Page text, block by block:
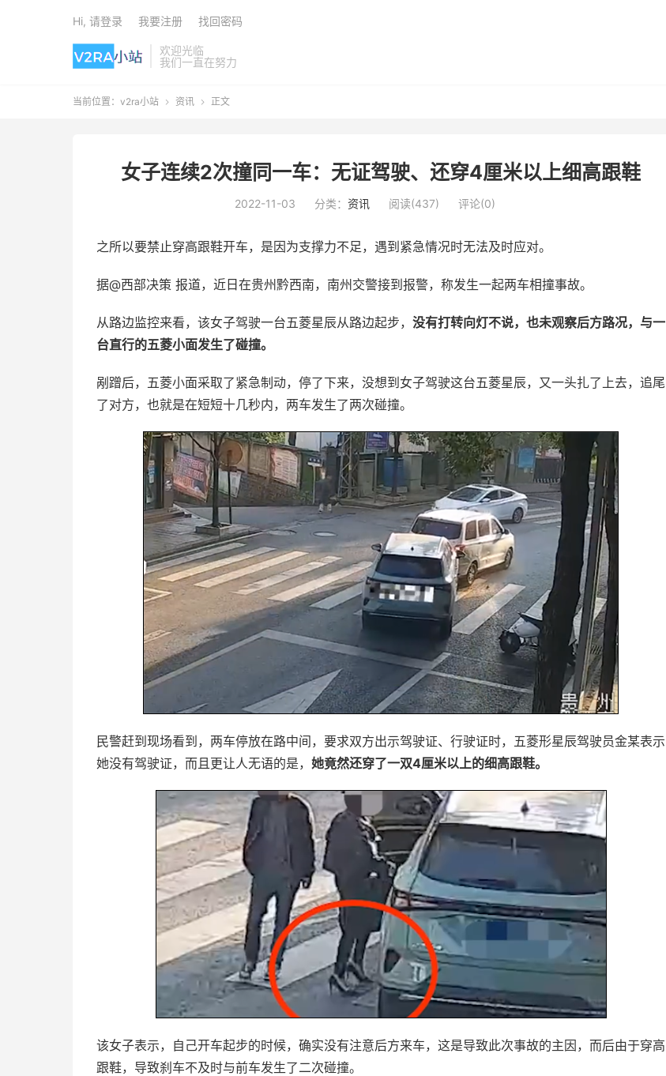
欢迎光临
我们一直在努力
Hi, 请登录 我要注册 找回密码
当前位置： v2ra小站  资讯  正文
女子连续2次撞同一车：无证驾驶、还穿4厘米以上细高跟鞋
2022-11-03 分类： 资讯 阅读(437) 评论(0)
之所以要禁止穿高跟鞋开车，是因为支撑力不足，遇到紧急情况时无法及时应对。
据@西部决策 报道，近日在贵州黔西南，南州交警接到报警，称发生一起两车相撞事故。
从路边监控来看，该女子驾驶一台五菱星辰从路边起步， 没有打转向灯不说，也未观察后方路况，与一
台直行的五菱小面发生了碰撞。
剐蹭后，五菱小面采取了紧急制动，停了下来，没想到女子驾驶这台五菱星辰，又一头扎了上去，追尾
了对方，也就是在短短十几秒内，两车发生了两次碰撞。
民警赶到现场看到，两车停放在路中间，要求双方出示驾驶证、行驶证时，五菱形星辰驾驶员金某表示
她没有驾驶证，而且更让人无语的是， 她竟然还穿了一双4厘米以上的细高跟鞋。
该女子表示，自己开车起步的时候，确实没有注意后方来车，这是导致此次事故的主因，而后由于穿高
跟鞋，导致刹车不及时与前车发生了二次碰撞。